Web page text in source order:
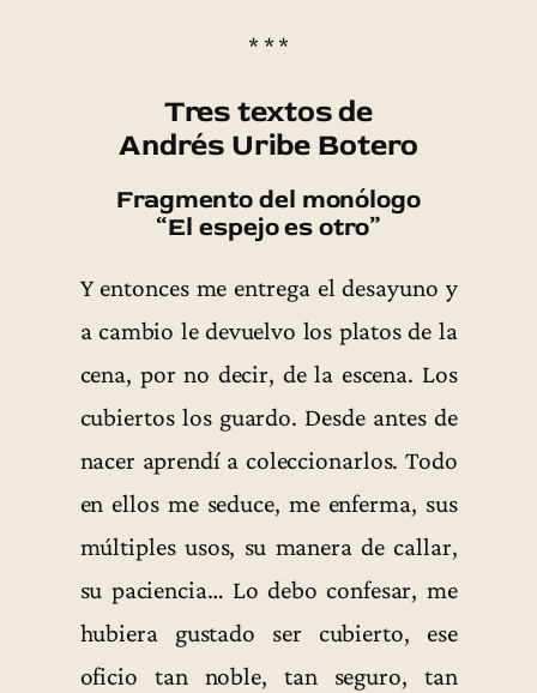
* * *
Tres textos de
Andrés Uribe Botero
Fragmento del monólogo
“El espejo es otro”
Y entonces me entrega el desayuno y
a cambio le devuelvo los platos de la
cena, por no decir, de la escena. Los
cubiertos los guardo. Desde antes de
nacer aprendí a coleccionarlos. Todo
en ellos me seduce, me enferma, sus
múltiples usos, su manera de callar,
su paciencia… Lo debo confesar, me
hubiera gustado ser cubierto, ese
oficio tan noble, tan seguro, tan